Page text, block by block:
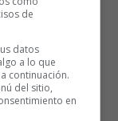
de
datos
a lo que
continuación.
del sitio,
en